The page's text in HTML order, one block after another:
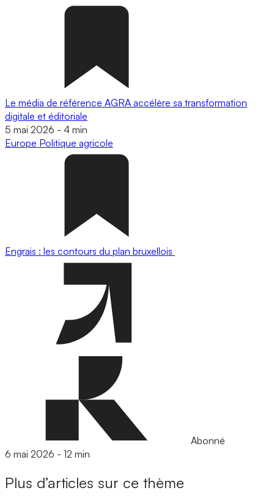
Le média de référence AGRA accélère sa transformation
digitale et éditoriale
5 mai 2026 - 4 min
Europe Politique agricole
Engrais : les contours du plan bruxellois
Abonné
6 mai 2026 - 12 min
Plus d’articles sur ce thème